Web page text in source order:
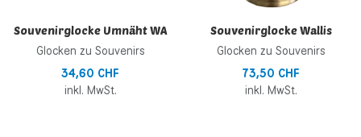
Souvenirglocke Umnäht WA
Glocken zu Souvenirs
34,60 CHF
inkl. MwSt.
Souvenirglocke Wallis
Glocken zu Souvenirs
73,50 CHF
inkl. MwSt.